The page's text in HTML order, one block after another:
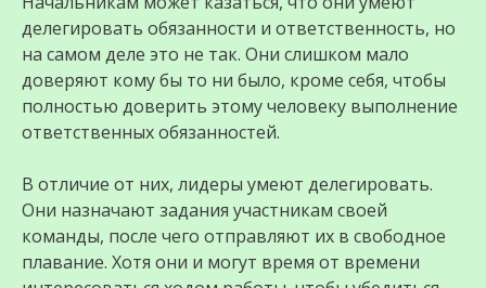
делегировать обязанности и ответственность, но
на самом деле это не так. Они слишком мало
доверяют кому бы то ни было, кроме себя, чтобы
полностью доверить этому человеку выполнение
ответственных обязанностей.
В отличие от них, лидеры умеют делегировать.
Они назначают задания участникам своей
команды, после чего отправляют их в свободное
плавание. Хотя они и могут время от времени